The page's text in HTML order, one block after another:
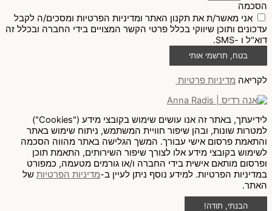
הסכמה
אני מאשר/ת את תקנון האתר ומדיניות הפרטיות ומסכים/ה לקבל
עדכונים ותוכן שיווקי בכלל פרטי הקשר המצויים בידי החברה ובכלל זה
דוא"ל ו -SMS.
בטח, תרשמי אותי
לקריאה מדיניות פרטיות
לידיעתך, באתר זה אנו עושים שימוש בקובצי מידע ("Cookies")
למטרות שונות, ובהן שיפור חוויית המשתמש, ניתוח שימוש באתר
והתאמת פרסום אישי עבורך. המשך הגלישה באתר מהווה הסכמה
לשימוש בקובצי מידע אלו לצורך שיפור השירותים, התאמת תוכן
ופרסום מותאם אישית בידי החברה ו/או גורמים מטעמה, כמפורט
במדיניות הפרטיות. למידע נוסף ניתן לעיין ב-מדיניות הפרטיות של
האתר.
הבנתי, תודה!